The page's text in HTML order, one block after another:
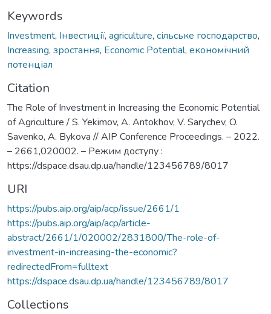
Keywords
Investment, Інвестиції, agriculture, сільське господарство,
Increasing, зростання, Economic Potential, економічний
потенціал
Citation
The Role of Investment in Increasing the Economic Potential
of Agriculture / S. Yekimov, A. Antokhov, V. Sarychev, O.
Savenko, A. Bykova // AIP Conference Proceedings. – 2022.
– 2661,020002. – Режим доступу :
https://dspace.dsau.dp.ua/handle/123456789/8017
URI
https://pubs.aip.org/aip/acp/issue/2661/1
https://pubs.aip.org/aip/acp/article-
abstract/2661/1/020002/2831800/The-role-of-
investment-in-increasing-the-economic?
redirectedFrom=fulltext
https://dspace.dsau.dp.ua/handle/123456789/8017
Collections